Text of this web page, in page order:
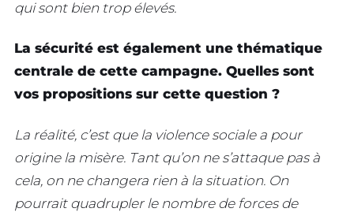
qui sont bien trop élevés.
La sécurité est également une thématique
centrale de cette campagne. Quelles sont
vos propositions sur cette question ?
La réalité, c’est que la violence sociale a pour
origine la misère. Tant qu’on ne s’attaque pas à
cela, on ne changera rien à la situation. On
pourrait quadrupler le nombre de forces de